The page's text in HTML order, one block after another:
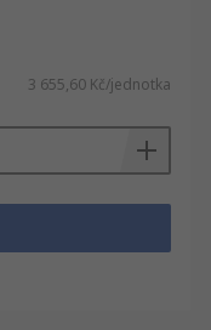
3 655,60 Kč/jednotka